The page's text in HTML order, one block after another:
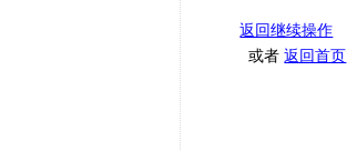
返回继续操作
或者返回首页